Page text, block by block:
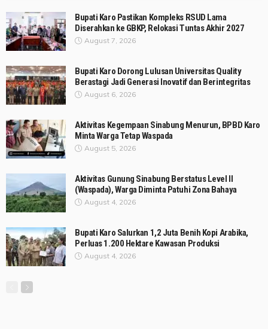
Bupati Karo Pastikan Kompleks RSUD Lama
Diserahkan ke GBKP, Relokasi Tuntas Akhir 2027
August 7, 2026
Bupati Karo Dorong Lulusan Universitas Quality
Berastagi Jadi Generasi Inovatif dan Berintegritas
August 6, 2026
Aktivitas Kegempaan Sinabung Menurun, BPBD Karo
Minta Warga Tetap Waspada
August 5, 2026
Aktivitas Gunung Sinabung Berstatus Level II
(Waspada), Warga Diminta Patuhi Zona Bahaya
August 4, 2026
Bupati Karo Salurkan 1,2 Juta Benih Kopi Arabika,
Perluas 1.200 Hektare Kawasan Produksi
August 4, 2026